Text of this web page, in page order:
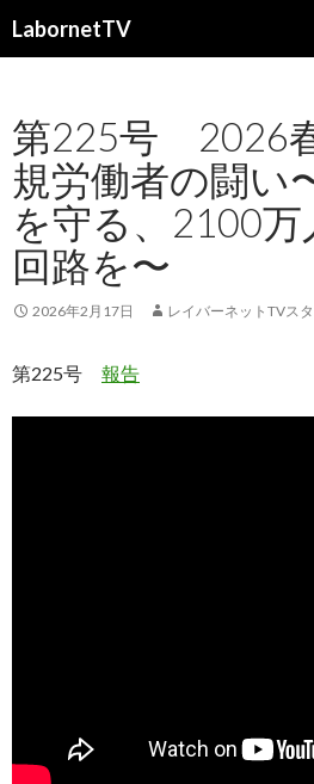
LabornetTV
索
ン
ツ
へ
移
動
第225号 2026
規労働者の闘い
を守る、2100
回路を〜
2026年2月17日 レイバーネットTVス
第225号 報告